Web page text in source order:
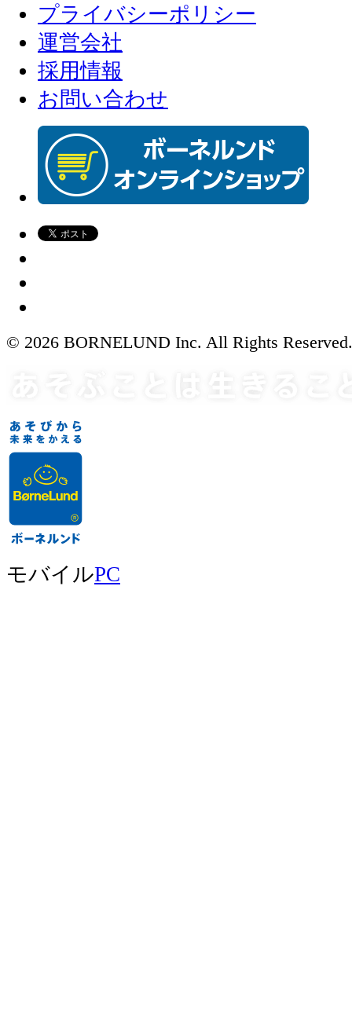
プライバシーポリシー
運営会社
採用情報
お問い合わせ
© 2026 BORNELUND Inc. All Rights Reserved.
モバイルPC